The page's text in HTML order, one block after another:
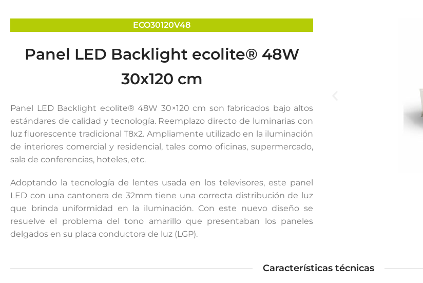
Luminarias Sistema Smart
ECO30120V48
Panel LED Backlight ecolite® 48W
30x120 cm
Panel LED Backlight ecolite® 48W 30×120 cm son fabricados bajo altos
estándares de calidad y tecnología. Reemplazo directo de luminarias con
luz fluorescente tradicional T8x2. Ampliamente utilizado en la iluminación
de interiores comercial y residencial, tales como oficinas, supermercado,
sala de conferencias, hoteles, etc.
Adoptando la tecnología de lentes usada en los televisores, este panel
LED con una cantonera de 32mm tiene una correcta distribución de luz
que brinda uniformidad en la iluminación. Con este nuevo diseño se
resuelve el problema del tono amarillo que presentaban los paneles
delgados en su placa conductora de luz (LGP).
Características técnicas